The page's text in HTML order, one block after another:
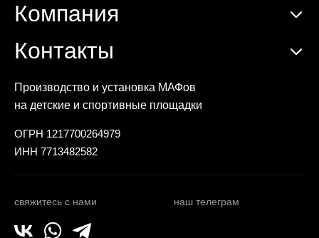
Производство и установка МАФов
на детские и спортивные площадки
ОГРН 1217700264979
ИНН 7713482582
свяжитесь с нами наш телеграм
Компания
Контакты